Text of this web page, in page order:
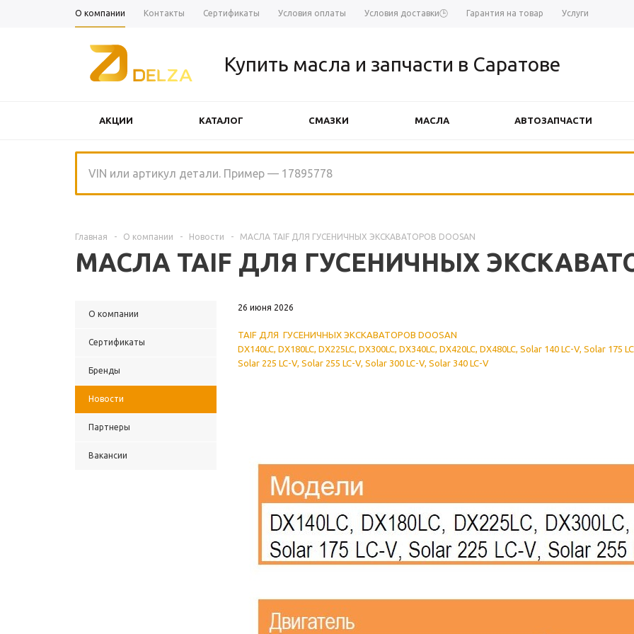
О компании Контакты Сертификаты Условия оплаты Условия доставки🕒 Гарантия на товар Услуги
Купить масла и запчасти в Саратове
АКЦИИ КАТАЛОГ СМАЗКИ МАСЛА АВТОЗАПЧАСТИ
Главная - О компании - Новости - МАСЛА TAIF ДЛЯ ГУСЕНИЧНЫХ ЭКСКАВАТОРОВ DOOSAN
МАСЛА TAIF ДЛЯ ГУСЕНИЧНЫХ
О компании
Сертификаты
Бренды
Новости
Партнеры
Вакансии
26 июня 2026
TAIF ДЛЯ ГУСЕНИЧНЫХ ЭКСКАВАТОРОВ DOOSAN
DX140LC, DX180LC, DX225LC, DX300LC, DX340LC, DX420LC, DX480LC, Solar 140 LC-V, Solar 175
Solar 225 LC-V, Solar 255 LC-V, Solar 300 LC-V, Solar 340 LC-V